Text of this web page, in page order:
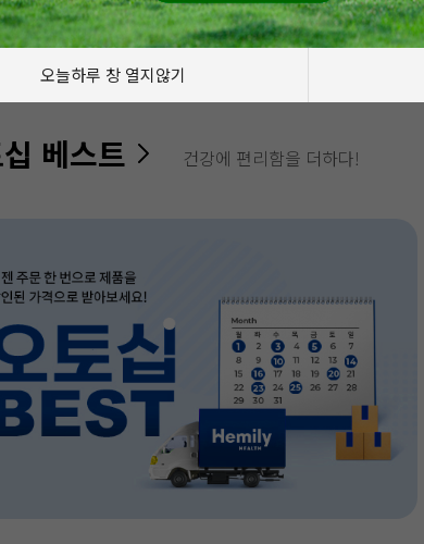
오늘하루 창 열지않기
베스트 건강에 편리함을 더하다!